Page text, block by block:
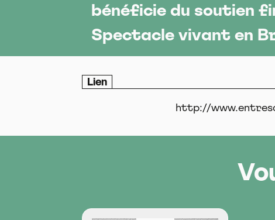
bénéficie du soutien
Spectacle vivant en
Lien
http://